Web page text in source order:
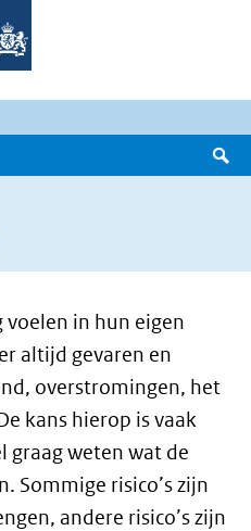
voelen in hun eigen
altijd gevaren en
overstromingen, het
kans hierop is vaak
graag weten wat de
Sommige risico’s zijn
andere risico’s zijn